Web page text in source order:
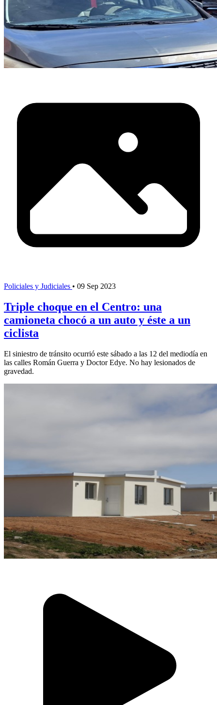
Policiales y Judiciales • 09 Sep 2023
Triple choque en el Centro: una
camioneta chocó a un auto y éste a un
ciclista
El siniestro de tránsito ocurrió este sábado a las 12 del mediodía en
las calles Román Guerra y Doctor Edye. No hay lesionados de
gravedad.